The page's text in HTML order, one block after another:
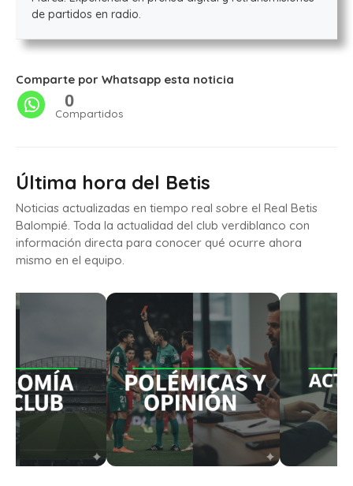
de partidos en radio.
Comparte por Whatsapp esta noticia
0
Compartidos
Última hora del Betis
Noticias actualizadas en tiempo real sobre el Real Betis
Balompié. Toda la actualidad del club verdiblanco con
información directa para conocer qué ocurre ahora
mismo en el equipo.